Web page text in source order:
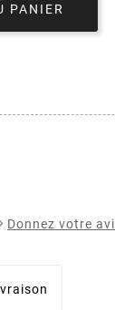
PANIER
Donnez votre